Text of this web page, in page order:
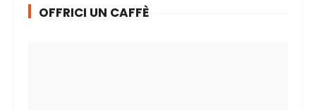
OFFRICI UN CAFFÈ